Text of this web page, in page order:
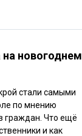
новогоднем
стали самыми
по мнению
граждан. Что ещё
и как